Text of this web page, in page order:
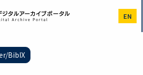
EN
BibIX